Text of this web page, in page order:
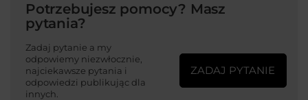
Potrzebujesz pomocy? Masz
pytania?
Zadaj pytanie a my
odpowiemy niezwłocznie,
najciekawsze pytania i
odpowiedzi publikując dla
innych.
ZADAJ PYTANIE